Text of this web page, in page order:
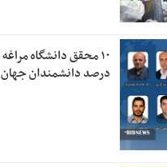
درصد دانشمندان جهان